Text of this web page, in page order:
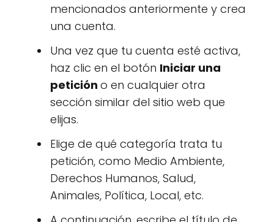
mencionados anteriormente y crea
una cuenta.
Una vez que tu cuenta esté activa,
haz clic en el botón Iniciar una
petición o en cualquier otra
sección similar del sitio web que
elijas.
Elige de qué categoría trata tu
petición, como Medio Ambiente,
Derechos Humanos, Salud,
Animales, Política, Local, etc.